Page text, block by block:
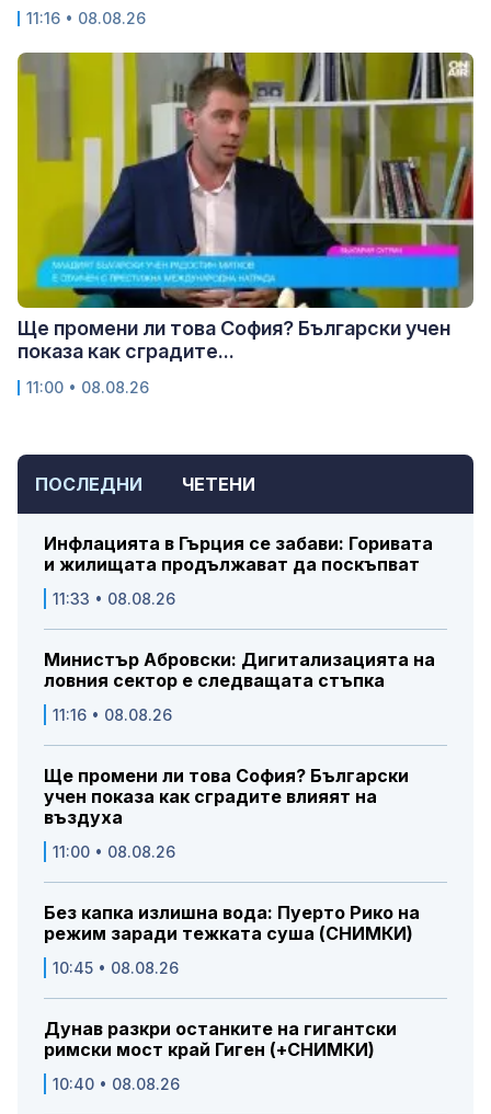
ПОСЛЕДНИ ЧЕТЕНИ
Инфлацията в Гърция се забави: Горивата
и жилищата продължават да поскъпват
11:33 • 08.08.26
Министър Абровски: Дигитализацията на
ловния сектор е следващата стъпка
11:16 • 08.08.26
Ще промени ли това София? Български
учен показа как сградите влияят на
въздуха
11:00 • 08.08.26
Без капка излишна вода: Пуерто Рико на
режим заради тежката суша (СНИМКИ)
10:45 • 08.08.26
Дунав разкри останките на гигантски
римски мост край Гиген (+СНИМКИ)
10:40 • 08.08.26
11:16 • 08.08.26
Ще промени ли това София? Български учен
показа как сградите...
11:00 • 08.08.26